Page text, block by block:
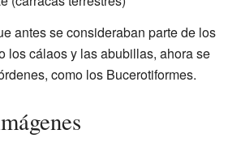
antes se consideraban parte de los
los cálaos y las abubillas, ahora se
como los Bucerotiformes.